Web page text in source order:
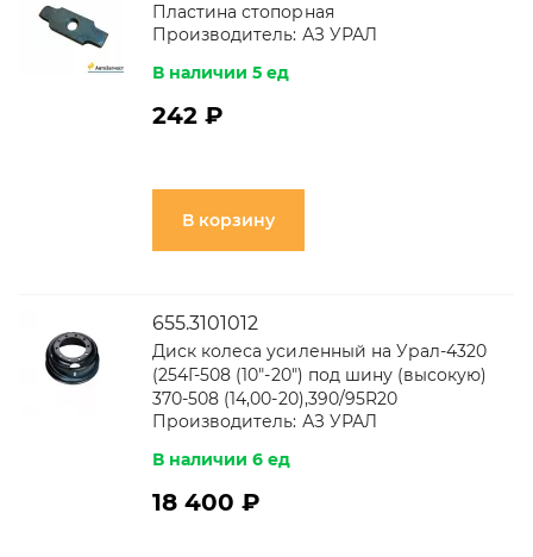
Пластина стопорная
Производитель: АЗ УРАЛ
В наличии 5 ед
242 ₽
В корзину
655.3101012
Диск колеса усиленный на Урал-4320
(254Г-508 (10"-20") под шину (высокую)
370-508 (14,00-20),390/95R20
Производитель: АЗ УРАЛ
В наличии 6 ед
18 400 ₽